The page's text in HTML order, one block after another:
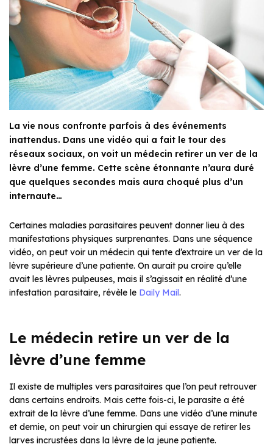
La vie nous confronte parfois à des événements
inattendus. Dans une vidéo qui a fait le tour des
réseaux sociaux, on voit un médecin retirer un ver de la
lèvre d’une femme. Cette scène étonnante n’aura duré
que quelques secondes mais aura choqué plus d’un
internaute…
Certaines maladies parasitaires peuvent donner lieu à des
manifestations physiques surprenantes. Dans une séquence
vidéo, on peut voir un médecin qui tente d’extraire un ver de la
lèvre supérieure d’une patiente. On aurait pu croire qu’elle
avait les lèvres pulpeuses, mais il s’agissait en réalité d’une
infestation parasitaire, révèle le Daily Mail .
Le médecin retire un ver de la
lèvre d’une femme
Il existe de multiples vers parasitaires que l’on peut retrouver
dans certains endroits. Mais cette fois-ci, le parasite a été
extrait de la lèvre d’une femme. Dans une vidéo d’une minute
et demie, on peut voir un chirurgien qui essaye de retirer les
larves incrustées dans la lèvre de la jeune patiente.